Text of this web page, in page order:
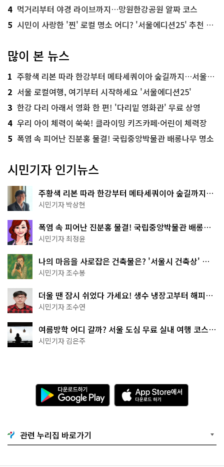
4 먹거리부터 야경 라이브까지…망원한강공원 알짜 코스
5 시민이 사랑한 '찐' 로컬 명소 어디? '서울에디션25' 추천 코스
많이 본 뉴스
1 주황색 리본 따라 한강부터 메타세쿼이아 숲길까지…서울둘레길 15코스
2 서울 로컬여행, 여기부터 시작하세요 '서울에디션25'
3 한강 다리 아래서 영화 한 편! '다리밑 영화관' 무료 상영
4 우리 아이 체력이 쑥쑥! 클라이밍 키즈카페·어린이 체력장
5 폭염 속 피어난 진분홍 물결! 국립중앙박물관 배롱나무 명소
시민기자 인기뉴스
주황색 리본 따라 한강부터 메타세쿼이아 숲길까지…
서울둘레길 15코스
시민기자 박상현
폭염 속 피어난 진분홍 물결! 국립중앙박물관 배롱나
무 명소
시민기자 최정윤
나의 마음을 사로잡은 건축물은? '서울시 건축상' 수
상작 공개!
시민기자 조수봉
더울 땐 잠시 쉬었다 가세요! 생수 냉장고부터 해피소
·무더위쉼터까지
시민기자 조수연
여름방학 어디 갈까? 서울 도심 무료 실내 여행 코스
추천
시민기자 김은주
다
운
로
기
G
o
g
A
p
p
e
서
관련 누리집 바로가기